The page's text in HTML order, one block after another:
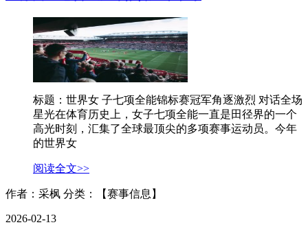
标题：世界女 子七项全能锦标赛冠军角逐激烈 对话全场
星光在体育历史上，女子七项全能一直是田径界的一个
高光时刻，汇集了全球最顶尖的多项赛事运动员。今年
的世界女
阅读全文>>
作者：采枫 分类：【赛事信息】
2026-02-13